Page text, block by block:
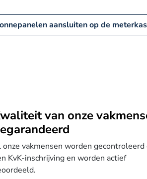
aansluiten op de
van onze
onze vakmensen worden gecontroleerd
KvK-inschrijving en worden actief